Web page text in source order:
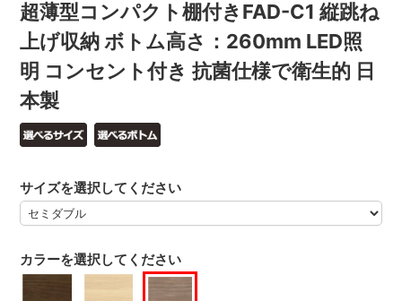
超薄型コンパクト棚付きFAD-C1 縦跳ね
上げ収納 ボトム高さ：260mm LED照
明 コンセント付き 抗菌仕様で衛生的 日
本製
カラーを選択してください
サイズを選択してください